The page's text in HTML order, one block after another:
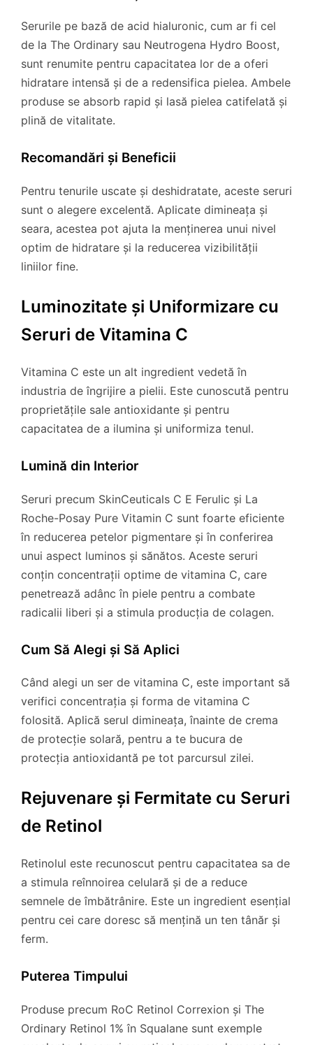
Serurile pe bază de acid hialuronic, cum ar fi cel
de la The Ordinary sau Neutrogena Hydro Boost,
sunt renumite pentru capacitatea lor de a oferi
hidratare intensă și de a redensifica pielea. Ambele
produse se absorb rapid și lasă pielea catifelată și
plină de vitalitate.
Recomandări și Beneficii
Pentru tenurile uscate și deshidratate, aceste seruri
sunt o alegere excelentă. Aplicate dimineața și
seara, acestea pot ajuta la menținerea unui nivel
optim de hidratare și la reducerea vizibilității
liniilor fine.
Luminozitate și Uniformizare cu
Seruri de Vitamina C
Vitamina C este un alt ingredient vedetă în
industria de îngrijire a pielii. Este cunoscută pentru
proprietățile sale antioxidante și pentru
capacitatea de a ilumina și uniformiza tenul.
Lumină din Interior
Seruri precum SkinCeuticals C E Ferulic și La
Roche-Posay Pure Vitamin C sunt foarte eficiente
în reducerea petelor pigmentare și în conferirea
unui aspect luminos și sănătos. Aceste seruri
conțin concentrații optime de vitamina C, care
penetrează adânc în piele pentru a combate
radicalii liberi și a stimula producția de colagen.
Cum Să Alegi și Să Aplici
Când alegi un ser de vitamina C, este important să
verifici concentrația și forma de vitamina C
folosită. Aplică serul dimineața, înainte de crema
de protecție solară, pentru a te bucura de
protecția antioxidantă pe tot parcursul zilei.
Rejuvenare și Fermitate cu Seruri
de Retinol
Retinolul este recunoscut pentru capacitatea sa de
a stimula reînnoirea celulară și de a reduce
semnele de îmbătrânire. Este un ingredient esențial
pentru cei care doresc să mențină un ten tânăr și
ferm.
Puterea Timpului
Produse precum RoC Retinol Correxion și The
Ordinary Retinol 1% în Squalane sunt exemple